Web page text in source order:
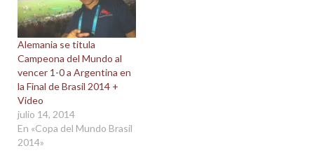
Alemania se titula
Campeona del Mundo al
vencer 1-0 a Argentina en
la Final de Brasil 2014 +
Video
julio 14, 2014
En «Copa del Mundo Brasil
2014»